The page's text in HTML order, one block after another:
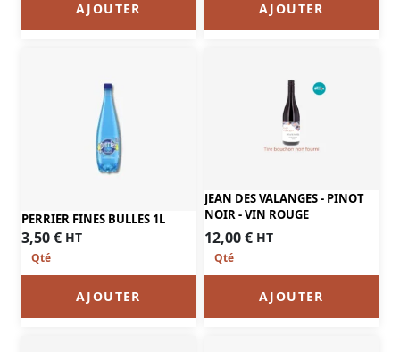
AJOUTER AJOUTER
PERRIER FINES BULLES 1L
3,50€ HT
AJOUTER
JEAN DES VALANGES - PINOT
NOIR - VIN ROUGE
12,00€ HT
AJOUTER